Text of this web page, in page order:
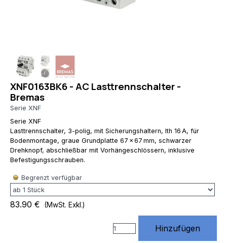
index.php
entfernen
RewriteCond
%
{THE_REQUEST}
\s/index\.php[\s?]
RewriteRule
^index\.php$
https://www.rossmann-
onlineshop.de/
[R=301,L] #
URLs von
Website X5
unterstützen
# (Diese
XNF0163BK6 - AC Lasttrennschalter -
Bremas
Serie XNF
Serie XNF
Lasttrennschalter, 3-polig, mit Sicherungshaltern, Ith 16 A, für
Bodenmontage, graue Grundplatte 67 × 67 mm, schwarzer
Drehknopf, abschließbar mit Vorhängeschlössern, inklusive
Befestigungsschrauben.
Begrenzt verfügbar
83.90 € (MwSt. Exkl.)
Hinzufügen